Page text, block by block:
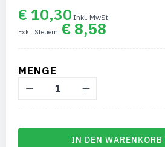
€ 10,30
€ 8,58
MENGE
IN DEN WARENKORB